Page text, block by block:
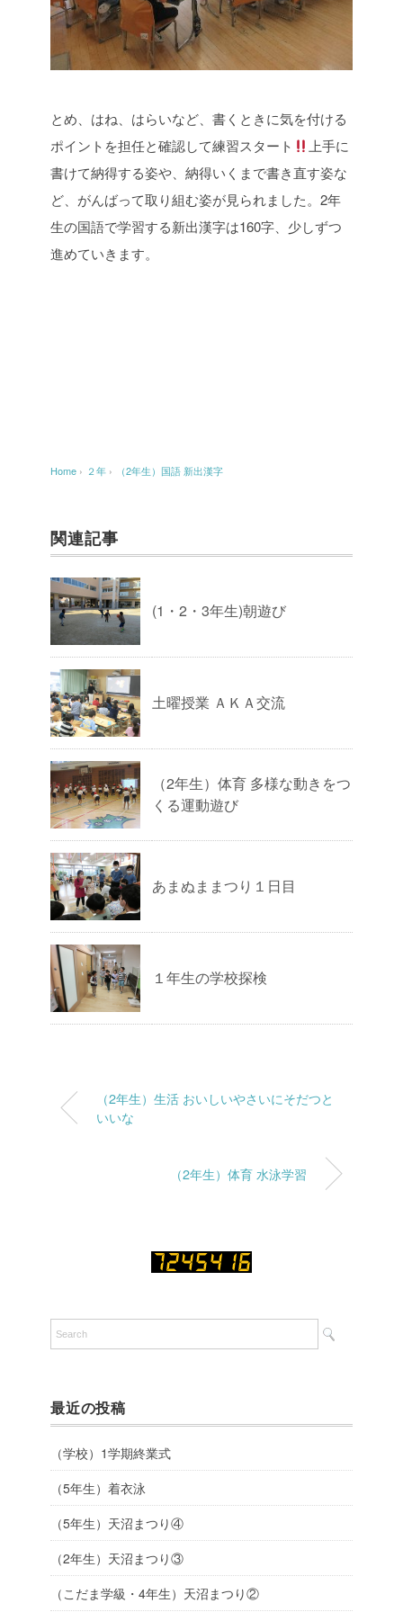
とめ、はね、はらいなど、書くときに気を付ける
ポイントを担任と確認して練習スタート
上手に
書けて納得する姿や、納得いくまで書き直す姿な
ど、がんばって取り組む姿が見られました。2年
生の国語で学習する新出漢字は160字、少しずつ
進めていきます。
Home › ２年 › （2年生）国語 新出漢字
関連記事
(1・2・3年生)朝遊び
土曜授業 ＡＫＡ交流
（2年生）体育 多様な動きをつ
くる運動遊び
あまぬままつり１日目
１年生の学校探検
（2年生）生活 おいしいやさいにそだつと
いいな
（2年生）体育 水泳学習
最近の投稿
（学校）1学期終業式
（5年生）着衣泳
（5年生）天沼まつり④
（2年生）天沼まつり③
（こだま学級・4年生）天沼まつり②